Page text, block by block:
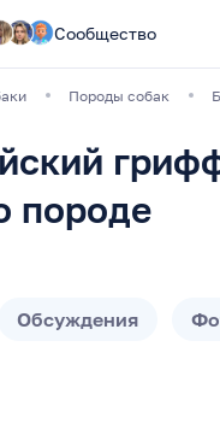
Сообщество
Породы собак
породе
Обсуждения